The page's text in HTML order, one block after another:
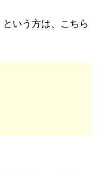
という方は、こちら